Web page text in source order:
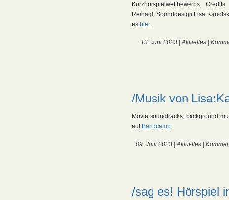
Kurzhörspielwettbewerbs.
Reinagl, Sounddesign Lisa
es hier.
13. Juni 2023 |Aktuelles
/Musik von
Movie soundtracks, background
auf Bandcamp.
09. Juni 2023 |Aktuelles
/sag es! Hörspiel